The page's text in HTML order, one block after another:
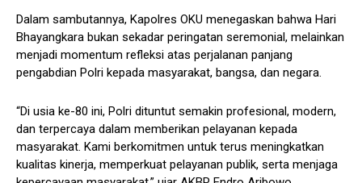
Dalam sambutannya, Kapolres OKU menegaskan bahwa Hari
Bhayangkara bukan sekadar peringatan seremonial, melainkan
menjadi momentum refleksi atas perjalanan panjang
pengabdian Polri kepada masyarakat, bangsa, dan negara.
“Di usia ke-80 ini, Polri dituntut semakin profesional, modern,
dan terpercaya dalam memberikan pelayanan kepada
masyarakat. Kami berkomitmen untuk terus meningkatkan
kualitas kinerja, memperkuat pelayanan publik, serta menjaga